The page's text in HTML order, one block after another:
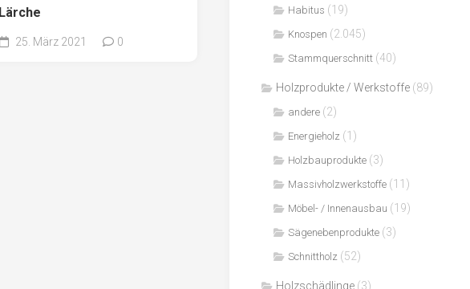
Lärche
25. März 2021 0
Habitus (19)
Knospen (2.045)
Stammquerschnitt (40)
Holzprodukte / Werkstoffe (89)
andere (2)
Energieholz (1)
Holzbauprodukte (3)
Massivholzwerkstoffe (11)
Möbel- / Innenausbau (19)
Sägenebenprodukte (3)
Schnittholz (52)
Holzschädlinge (3)